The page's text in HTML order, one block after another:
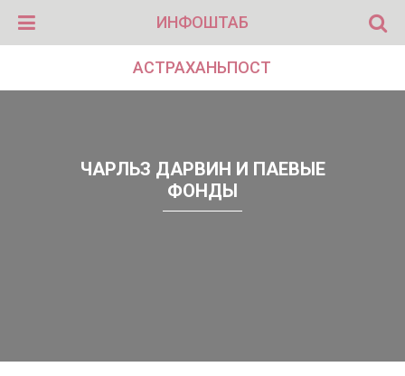
ИНФОШТАБ
АСТРАХАНЬПОСТ
ЧАРЛЬЗ ДАРВИН И ПАЕВЫЕ
ФОНДЫ